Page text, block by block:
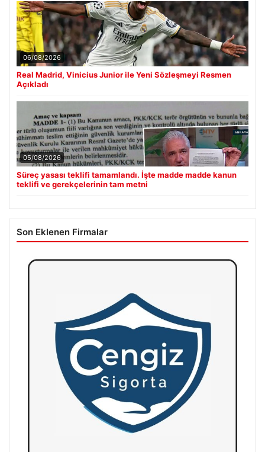
06/08/2026
Real Madrid, Vinicius Junior ile Yeni Sözleşmeyi Resmen
Açıkladı
05/08/2026
Süreç yasası teklifi tamamlandı. İşte madde madde kanun
teklifi ve gerekçelerinin tam metni
Son Eklenen Firmalar